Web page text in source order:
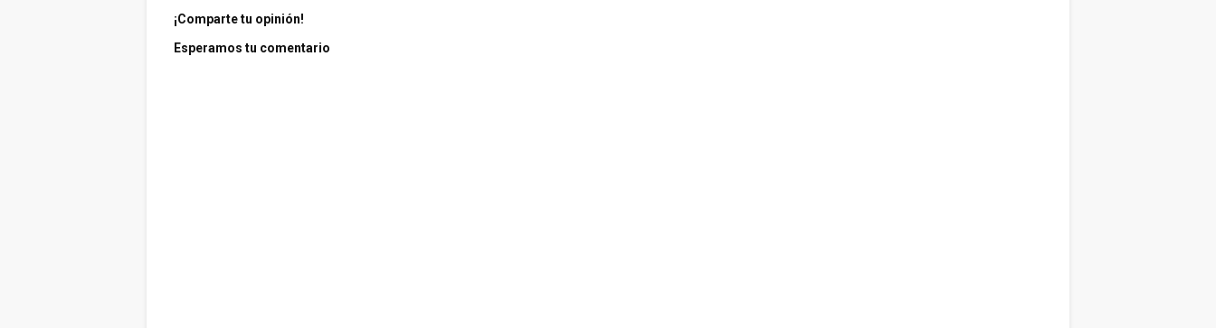
¡Comparte tu opinión!
Esperamos tu comentario